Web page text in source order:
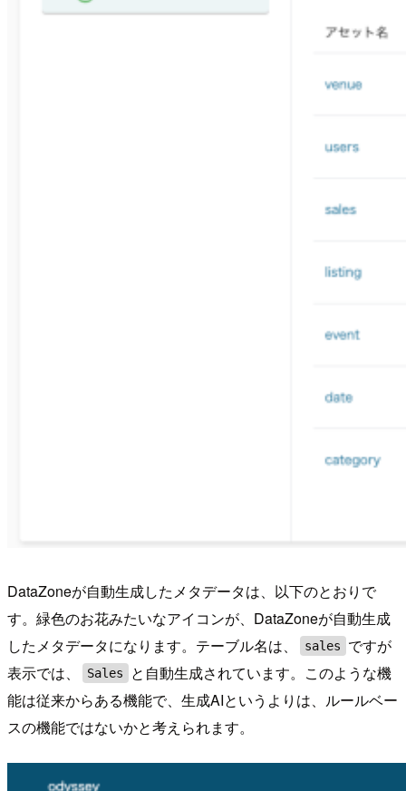
DataZoneが自動生成したメタデータは、以下のとおりで
す。緑色のお花みたいなアイコンが、DataZoneが自動生成
したメタデータになります。テーブル名は、
sales
ですが
表示では、
Sales
と自動生成されています。このような機
能は従来からある機能で、生成AIというよりは、ルールベー
スの機能ではないかと考えられます。